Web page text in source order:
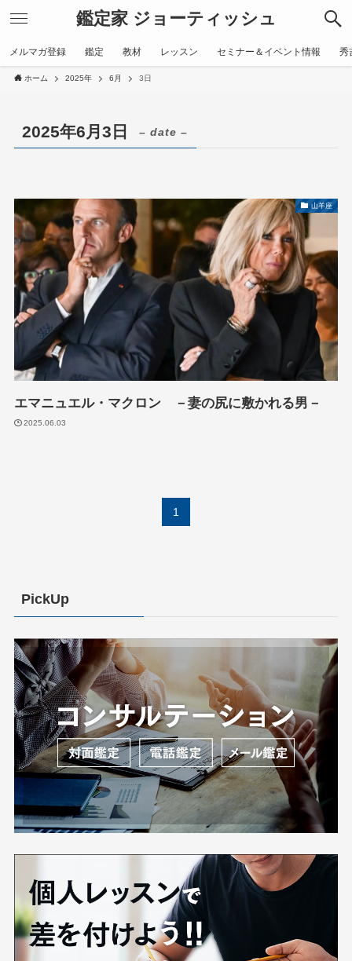
鑑定家 ジョーティッシュ
メルマガ登録 鑑定 教材 レッスン セミナー＆イベント情報 秀
ホーム 2025年 6月 3日
2025年6月3日 – date –
山羊座
エマニュエル・マクロン －妻の尻に敷かれる男－
2025.06.03
1
PickUp